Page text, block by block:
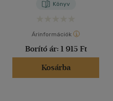
Könyv
Árinformációk
Borító ár: 1 915 Ft
Kosárba